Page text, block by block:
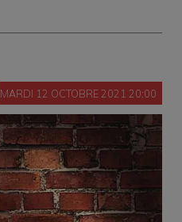
MARDI 12 OCTOBRE 2021 20:00